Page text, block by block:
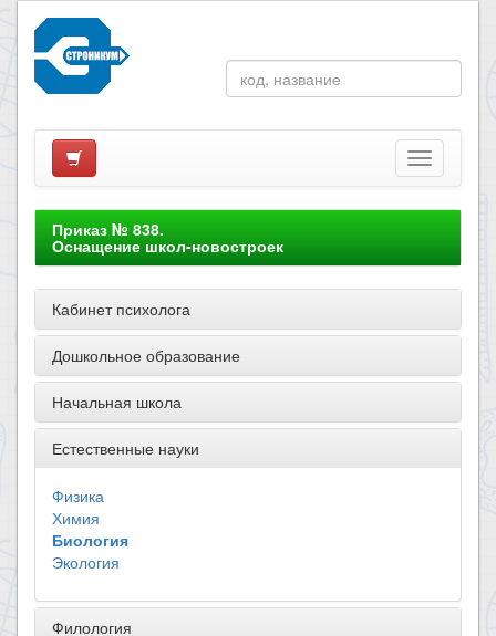
Приказ № 838.
Оснащение школ-новостроек
Кабинет психолога
Дошкольное образование
Начальная школа
Естественные науки
Физика
Химия
Биология
Экология
Филология